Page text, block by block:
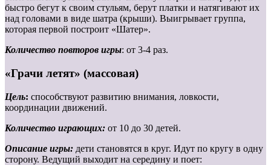
быстро бегут к своим стульям, берут платки и натягивают их
над головами в виде шатра (крыши). Выигрывает группа,
которая первой построит «Шатер».
Количество повторов игры: от 3-4 раз.
«Грачи летят» (массовая)
Цель: способствуют развитию внимания, ловкости,
координации движений.
Количество играющих: от 10 до 30 детей.
Описание игры: дети становятся в круг. Идут по кругу в одну
сторону. Ведущий выходит на середину и поет: